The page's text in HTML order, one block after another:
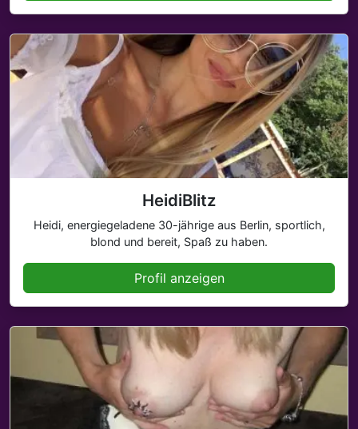
HeidiBlitz
Heidi, energiegeladene 30-jährige aus Berlin, sportlich,
blond und bereit, Spaß zu haben.
Profil anzeigen